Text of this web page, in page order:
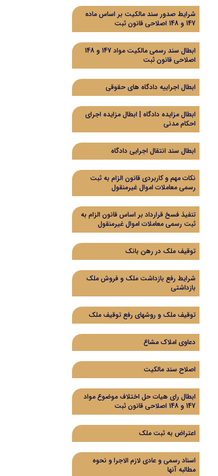
شرایط صدور سند مالکیت بر اساس ماده
147 و 148 اصلاحی قانون ثبت
ابطال سند رسمی مالکیت مواد 147 و 148
اصلاحی قانون ثبت
ابطال اجراییه دادگاه های حقوقی
ابطال مزایده دادگاه | ابطال مزایده اجرای
احکام مدنی
ابطال سند انتقال اجرایی دادگاه
نکات مهم و کاربردی قانون الزام به ثبت
رسمی معاملات اموال غیرمنقول
تنفیذ فسخ قرارداد بر اساس قانون الزام به
ثبت رسمی معاملات اموال غیرمنقول
توقیف ملک در رهن بانک
شرایط رفع بازداشت ملک و فروش ملک
بازداشتی
توقیف ملک و روشهای رفع توقیف ملک
دعاوی املاک مشاع
اصلاح سند مالکیت
ابطال رای هیات حل اختلاف موضوع مواد
147 و 148 اصلاحی قانون ثبت
اعتراض به ثبت ملک
اسناد رسمی و عادی لازم الاجرا و نحوه
مطالبه آنها